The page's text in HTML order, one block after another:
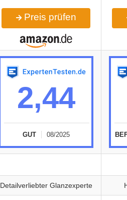
Preis prüfen
2,44
GUT 08/2025
Detailverliebter Glanzexperte